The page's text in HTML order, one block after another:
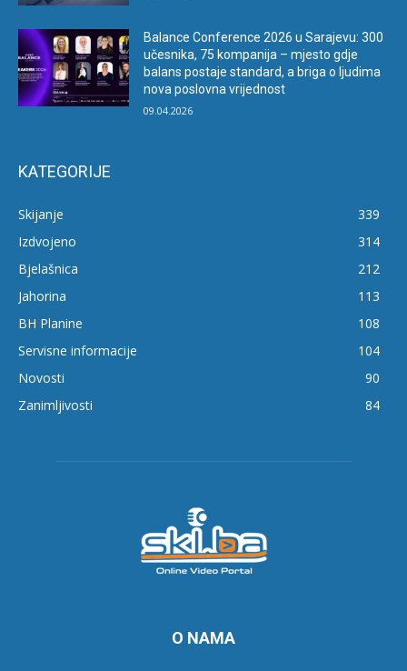
Balance Conference 2026 u Sarajevu: 300
učesnika, 75 kompanija – mjesto gdje
balans postaje standard, a briga o ljudima
nova poslovna vrijednost
09.04.2026
KATEGORIJE
Skijanje
339
Izdvojeno
314
Bjelašnica
212
Jahorina
113
BH Planine
108
Servisne informacije
104
Novosti
90
Zanimljivosti
84
O NAMA